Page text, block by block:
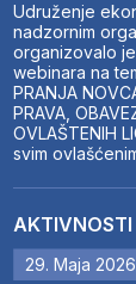
Udruženje
nadzornim
organizovalo
webinara na
PRANJA
PRAVA,
OVLAŠTENIH
svim
AKTIVNOSTI
29. Maja